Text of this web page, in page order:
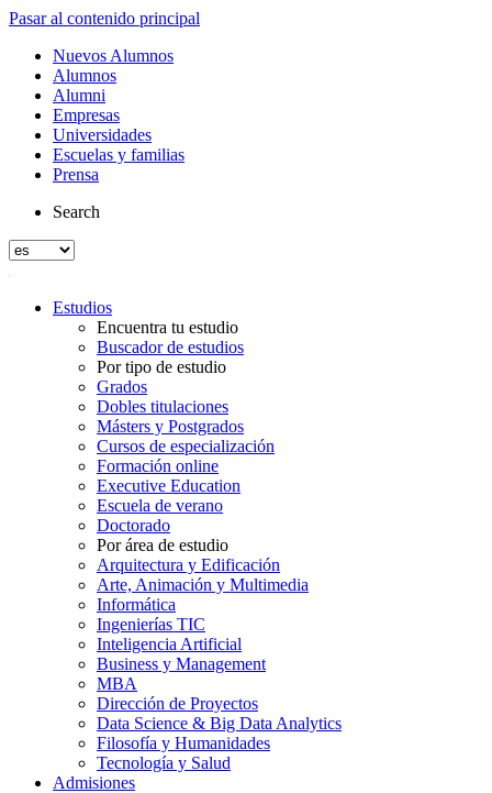
Pasar al contenido principal
Nuevos Alumnos
Alumnos
Alumni
Empresas
Universidades
Escuelas y familias
Prensa
Search
Estudios
Encuentra tu estudio
Buscador de estudios
Por tipo de estudio
Grados
Dobles titulaciones
Másters y Postgrados
Cursos de especialización
Formación online
Executive Education
Escuela de verano
Doctorado
Por área de estudio
Arquitectura y Edificación
Arte, Animación y Multimedia
Informática
Ingenierías TIC
Inteligencia Artificial
Business y Management
MBA
Dirección de Proyectos
Data Science & Big Data Analytics
Filosofía y Humanidades
Tecnología y Salud
Admisiones